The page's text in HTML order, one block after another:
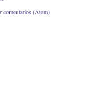
comentarios (Atom)